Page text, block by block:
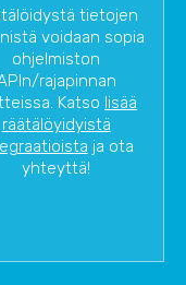
tietojen
voidaan sopia
ohjelmiston
rajapinnan
Katso lisää
räätälöyidyistä
ja ota
yhteyttä!